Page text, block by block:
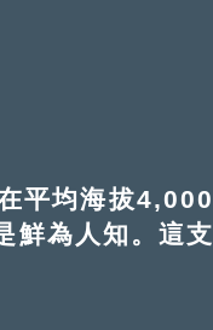
平均海拔4,000
鮮為人知。這支